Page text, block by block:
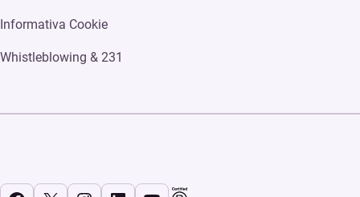
Informativa Cookie
Whistleblowing & 231